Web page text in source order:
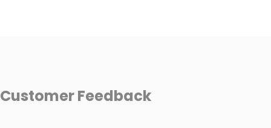
CustomerFeedback